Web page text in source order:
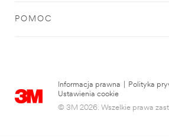
POMOC
Informacja prawna Polityka
Ustawienia cookie
© 3M 2026. Wszelkie prawa